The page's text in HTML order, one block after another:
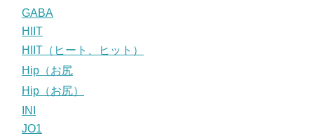
GABA
HIIT
HIIT（ヒート、ヒット）
Hip（お尻
Hip（お尻）
INI
JO1